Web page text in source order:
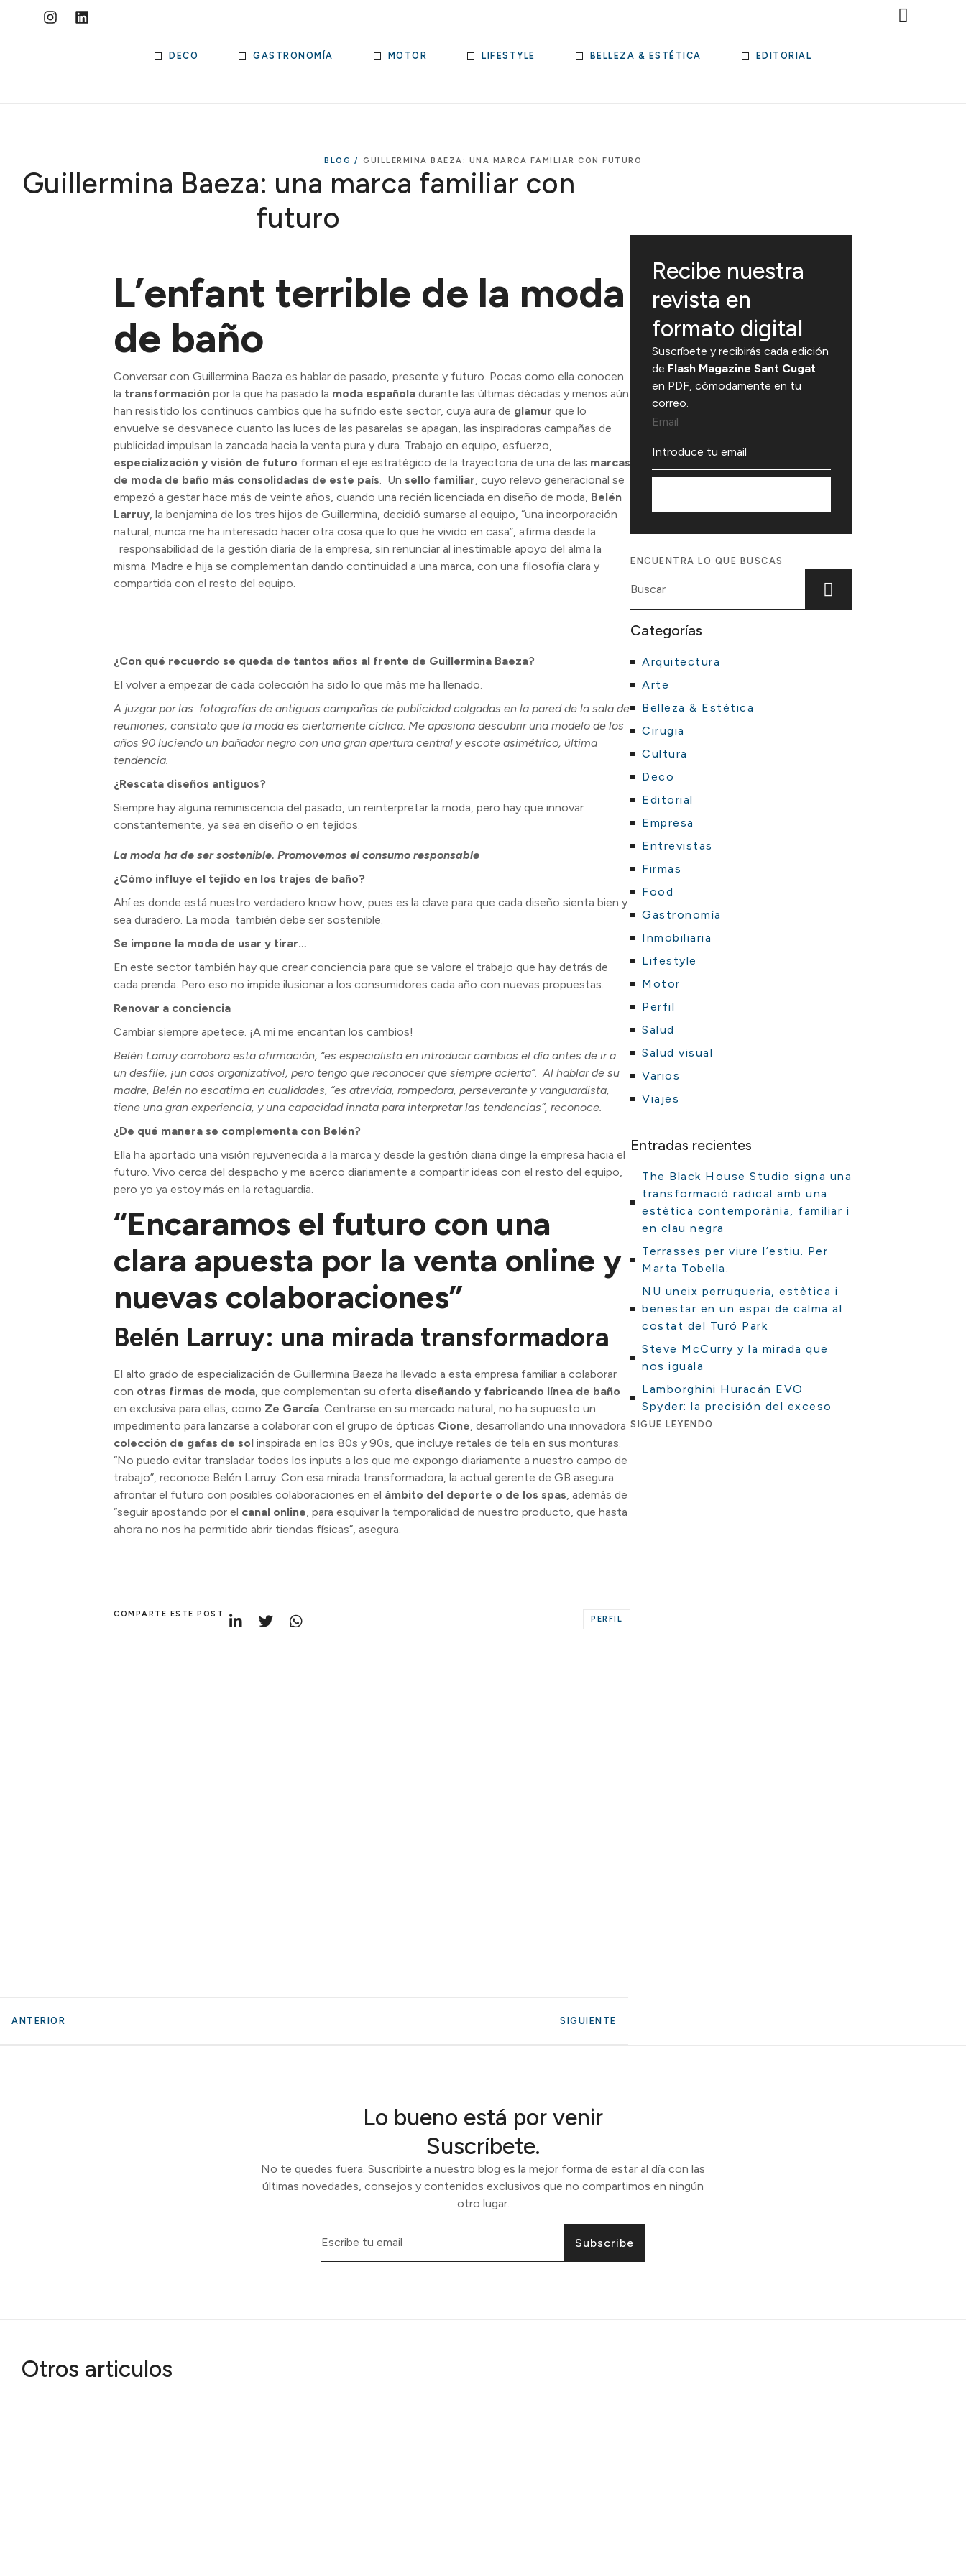
DECO GASTRONOMÍA MOTOR LIFESTYLE BELLEZA & ESTÉTICA EDITORIAL
BLOG / GUILLERMINA BAEZA: UNA MARCA FAMILIAR CON FUTURO
Guillermina Baeza: una marca familiar con
futuro
L’enfant terrible de la moda
de baño
Conversar con Guillermina Baeza es hablar de pasado, presente y futuro. Pocas como ella conocen
la transformación por la que ha pasado la moda española durante las últimas décadas y menos aún
han resistido los continuos cambios que ha sufrido este sector, cuya aura de glamur que lo
envuelve se desvanece cuanto las luces de las pasarelas se apagan, las inspiradoras campañas de
publicidad impulsan la zancada hacia la venta pura y dura. Trabajo en equipo, esfuerzo,
especialización y visión de futuro forman el eje estratégico de la trayectoria de una de las marcas
de moda de baño más consolidadas de este país. Un sello familiar, cuyo relevo generacional se
empezó a gestar hace más de veinte años, cuando una recién licenciada en diseño de moda, Belén
Larruy, la benjamina de los tres hijos de Guillermina, decidió sumarse al equipo, “una incorporación
natural, nunca me ha interesado hacer otra cosa que lo que he vivido en casa”, afirma desde la
responsabilidad de la gestión diaria de la empresa, sin renunciar al inestimable apoyo del alma la
misma. Madre e hija se complementan dando continuidad a una marca, con una filosofía clara y
compartida con el resto del equipo.
¿Con qué recuerdo se queda de tantos años al frente de Guillermina Baeza?
El volver a empezar de cada colección ha sido lo que más me ha llenado.
A juzgar por las fotografías de antiguas campañas de publicidad colgadas en la pared de la sala de
reuniones, constato que la moda es ciertamente cíclica. Me apasiona descubrir una modelo de los
años 90 luciendo un bañador negro con una gran apertura central y escote asimétrico, última
tendencia.
¿Rescata diseños antiguos?
Siempre hay alguna reminiscencia del pasado, un reinterpretar la moda, pero hay que innovar
constantemente, ya sea en diseño o en tejidos.
La moda ha de ser sostenible. Promovemos el consumo responsable
¿Cómo influye el tejido en los trajes de baño?
Ahí es donde está nuestro verdadero know how, pues es la clave para que cada diseño sienta bien y
sea duradero. La moda también debe ser sostenible.
Se impone la moda de usar y tirar…
En este sector también hay que crear conciencia para que se valore el trabajo que hay detrás de
cada prenda. Pero eso no impide ilusionar a los consumidores cada año con nuevas propuestas.
Renovar a conciencia
Cambiar siempre apetece. ¡A mi me encantan los cambios!
Belén Larruy corrobora esta afirmación, “es especialista en introducir cambios el día antes de ir a
un desfile, ¡un caos organizativo!, pero tengo que reconocer que siempre acierta”. Al hablar de su
madre, Belén no escatima en cualidades, “es atrevida, rompedora, perseverante y vanguardista,
tiene una gran experiencia, y una capacidad innata para interpretar las tendencias”, reconoce.
¿De qué manera se complementa con Belén?
Ella ha aportado una visión rejuvenecida a la marca y desde la gestión diaria dirige la empresa hacia el
futuro. Vivo cerca del despacho y me acerco diariamente a compartir ideas con el resto del equipo,
pero yo ya estoy más en la retaguardia.
“Encaramos el futuro con una
clara apuesta por la venta online y
nuevas colaboraciones”
Belén Larruy: una mirada transformadora
El alto grado de especialización de Guillermina Baeza ha llevado a esta empresa familiar a colaborar
con otras firmas de moda, que complementan su oferta diseñando y fabricando línea de baño
en exclusiva para ellas, como Ze García. Centrarse en su mercado natural, no ha supuesto un
impedimento para lanzarse a colaborar con el grupo de ópticas Cione, desarrollando una innovadora
colección de gafas de sol inspirada en los 80s y 90s, que incluye retales de tela en sus monturas.
“No puedo evitar transladar todos los inputs a los que me expongo diariamente a nuestro campo de
trabajo”, reconoce Belén Larruy. Con esa mirada transformadora, la actual gerente de GB asegura
afrontar el futuro con posibles colaboraciones en el ámbito del deporte o de los spas, además de
“seguir apostando por el canal online, para esquivar la temporalidad de nuestro producto, que hasta
ahora no nos ha permitido abrir tiendas físicas”, asegura.
COMPARTE ESTE POST
PERFIL
Recibe nuestra
revista en
formato digital
Suscríbete y recibirás cada edición
de Flash Magazine Sant Cugat
en PDF, cómodamente en tu
correo.
Email
ENCUENTRA LO QUE BUSCAS
Categorías
Arquitectura
Arte
Belleza & Estética
Cirugia
Cultura
Deco
Editorial
Empresa
Entrevistas
Firmas
Food
Gastronomía
Inmobiliaria
Lifestyle
Motor
Perfil
Salud
Salud visual
Varios
Viajes
Entradas recientes
The Black House Studio signa una
transformació radical amb una
estètica contemporània, familiar i
en clau negra
Terrasses per viure l’estiu. Per
Marta Tobella.
NU uneix perruqueria, estètica i
benestar en un espai de calma al
costat del Turó Park
Steve McCurry y la mirada que
nos iguala
Lamborghini Huracán EVO
Spyder: la precisión del exceso
SIGUE LEYENDO
ANTERIOR SIGUIENTE
Lo bueno está por venir
Suscríbete.
No te quedes fuera. Suscribirte a nuestro blog es la mejor forma de estar al día con las
últimas novedades, consejos y contenidos exclusivos que no compartimos en ningún
otro lugar.
Subscribe
Otros articulos